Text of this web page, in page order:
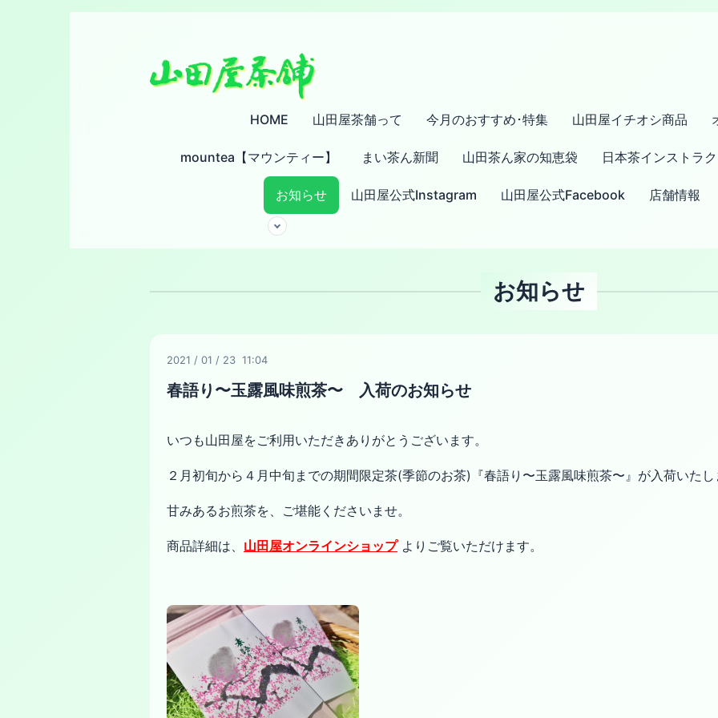
HOME 山田屋茶舗って 今月のおすすめ･特集 山田屋イチオシ商品
mountea【マウンティー】 まい茶ん新聞 山田茶ん家の知恵袋 日本茶インストラ
お知らせ 山田屋公式Instagram 山田屋公式Facebook 店舗情報
お知らせ
2021 / 01 / 23 11:04
春語り〜玉露風味煎茶〜 入荷のお知らせ
いつも山田屋をご利用いただきありがとうございます。
２月初旬から４月中旬までの期間限定茶(季節のお茶)『春語り〜玉露風味煎茶〜』が入荷いた
甘みあるお煎茶を、ご堪能くださいませ。
商品詳細は、 山田屋オンラインショップよりご覧いただけます。